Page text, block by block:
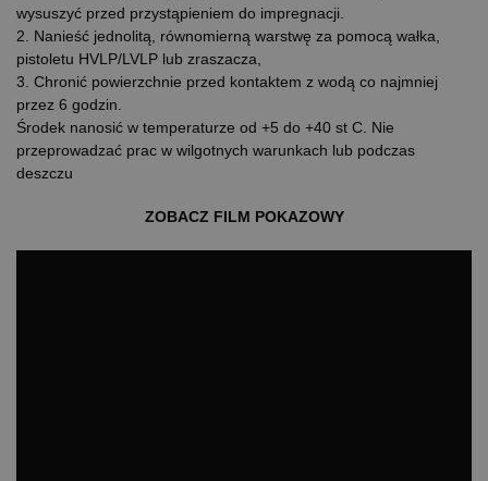
wysuszyć przed przystąpieniem do impregnacji.
2. Nanieść jednolitą, równomierną warstwę za pomocą wałka,
pistoletu HVLP/LVLP lub zraszacza,
3. Chronić powierzchnie przed kontaktem z wodą co najmniej
przez 6 godzin.
Środek nanosić w temperaturze od +5 do +40 st C. Nie
przeprowadzać prac w wilgotnych warunkach lub podczas
deszczu
ZOBACZ FILM POKAZOWY